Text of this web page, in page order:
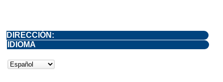
DIRECCIÓN:
IDIOMA